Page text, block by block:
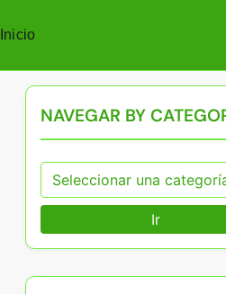
Inicio
NAVEGAR BY
Ir